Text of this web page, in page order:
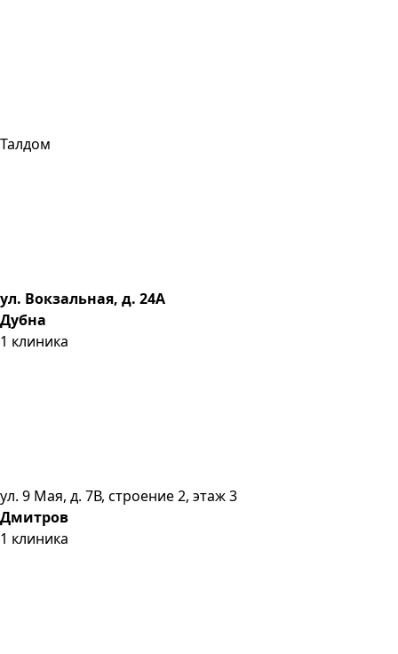
Талдом
ул. Вокзальная, д. 24А
Дубна
1 клиника
ул. 9 Мая, д. 7В, строение 2, этаж 3
Дмитров
1 клиника